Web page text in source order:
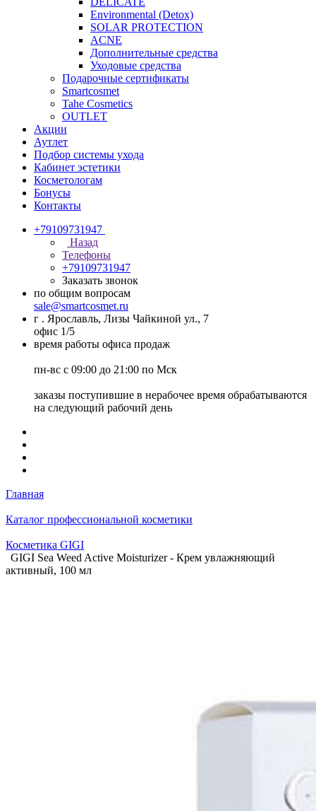
Environmental (Detox)
SOLAR PROTECTION
АCNE
Дополнительные средства
Уходовые средства
Подарочные сертификаты
Smartcosmet
Tahe Cosmetics
OUTLET
Акции
Аутлет
Подбор системы ухода
Кабинет эстетики
Косметологам
Бонусы
Контакты
+79109731947
Назад
Телефоны
+79109731947
Заказать звонок
по общим вопросам
sale@smartcosmet.ru
г . Ярославль, Лизы Чайкиной ул., 7
офис 1/5
время работы офиса продаж
пн-вс с 09:00 до 21:00 по Мск
заказы поступившие в нерабочее время обрабатываются
на следующий рабочий день
Главная
Каталог профессиональной косметики
Косметика GIGI
GIGI Sea Weed Active Moisturizer - Крем увлажняющий
активный, 100 мл